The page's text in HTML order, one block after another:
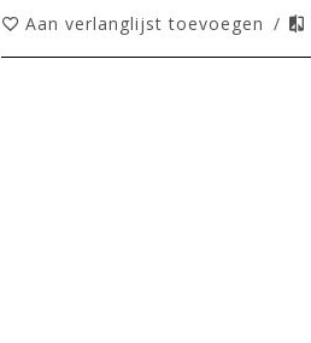
Aan verlanglijst toevoegen /